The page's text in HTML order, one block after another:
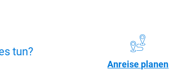
tun?
Anreise planen